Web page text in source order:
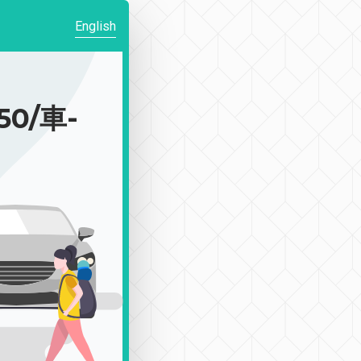
English
車-